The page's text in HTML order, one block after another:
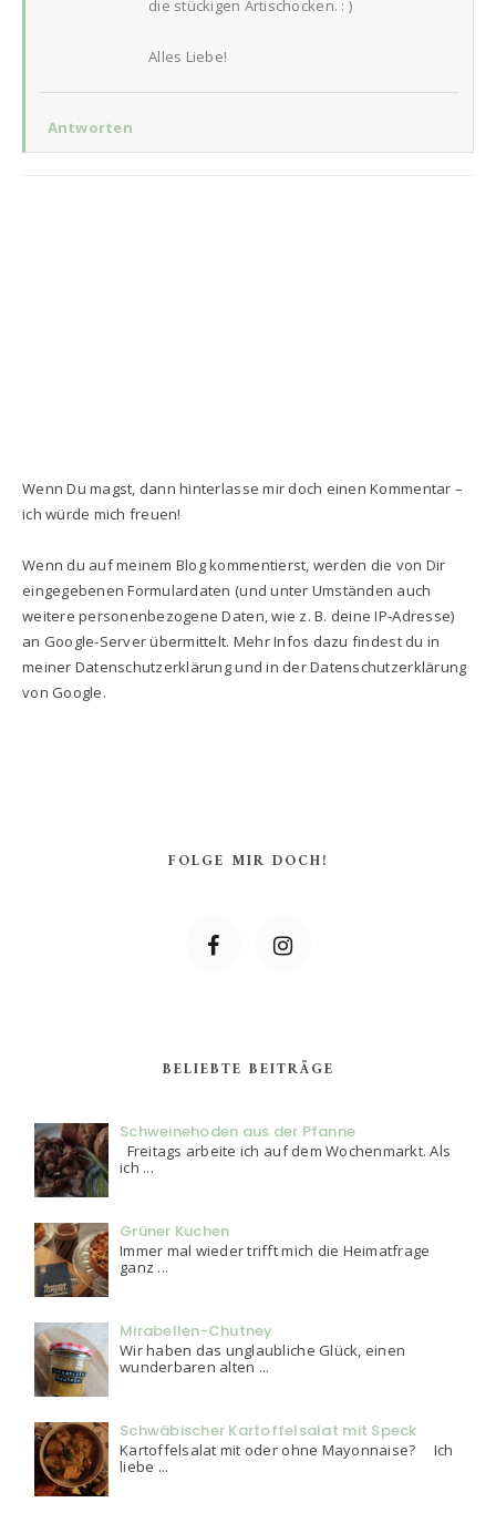
die stückigen Artischocken. : )
Alles Liebe!
Antworten
Wenn Du magst, dann hinterlasse mir doch einen Kommentar –
ich würde mich freuen!
Wenn du auf meinem Blog kommentierst, werden die von Dir
eingegebenen Formulardaten (und unter Umständen auch
weitere personenbezogene Daten, wie z. B. deine IP-Adresse)
an Google-Server übermittelt. Mehr Infos dazu findest du in
meiner Datenschutzerklärung und in der Datenschutzerklärung
von Google.
FOLGE MIR DOCH!
BELIEBTE BEITRÄGE
Schweinehoden aus der Pfanne
Freitags arbeite ich auf dem Wochenmarkt. Als
ich ...
Grüner Kuchen
Immer mal wieder trifft mich die Heimatfrage
ganz ...
Mirabellen-Chutney
Wir haben das unglaubliche Glück, einen
wunderbaren alten ...
Schwäbischer Kartoffelsalat mit Speck
Kartoffelsalat mit oder ohne Mayonnaise? Ich
liebe ...